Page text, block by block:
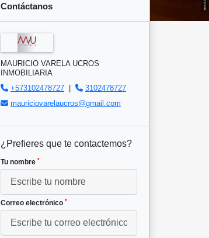
Contáctanos
MAURICIO VARELA UCROS
INMOBILIARIA
+573102478727
3102478727
mauriciovarelaucros@gmail.com
¿Prefieres que te contactemos?
Tu nombre *
Correo electrónico *